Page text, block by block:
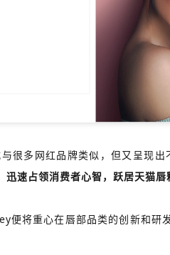
很多网红品牌类似，但又呈现
迅速占领消费者心智，跃居天猫
便将重心在唇部品类的创新和研